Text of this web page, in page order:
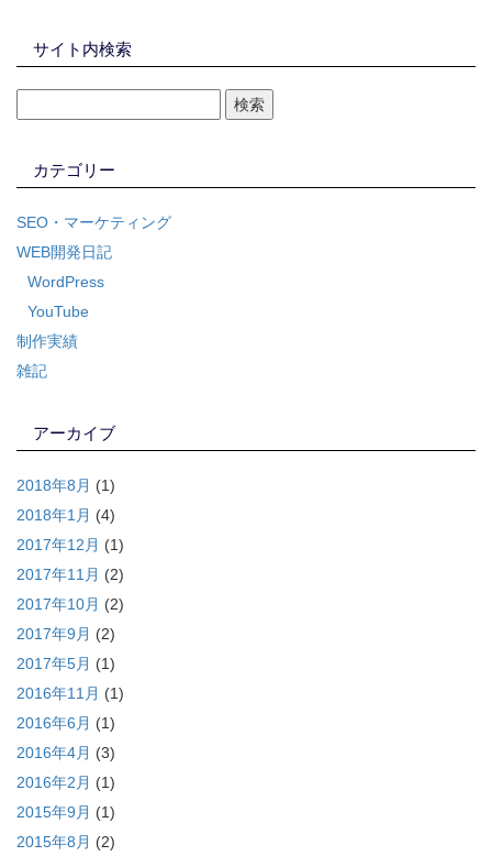
サイト内検索
カテゴリー
SEO・マーケティング
WEB開発日記
WordPress
YouTube
制作実績
雑記
アーカイブ
2018年8月 (1)
2018年1月 (4)
2017年12月 (1)
2017年11月 (2)
2017年10月 (2)
2017年9月 (2)
2017年5月 (1)
2016年11月 (1)
2016年6月 (1)
2016年4月 (3)
2016年2月 (1)
2015年9月 (1)
2015年8月 (2)